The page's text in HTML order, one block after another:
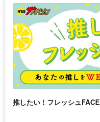
推したい！フレッシュFACE